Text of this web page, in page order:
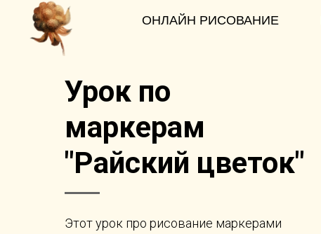
ОНЛАЙН РИСОВАНИЕ
Урок по
маркерам
"Райский цветок"
Этот урок про рисование маркерами